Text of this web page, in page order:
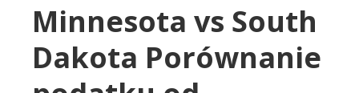
Minnesota vs South
Dakota Porównanie